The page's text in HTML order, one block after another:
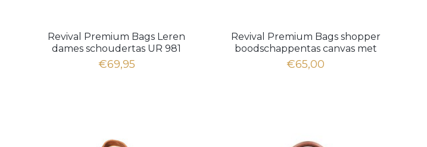
Revival Premium Bags Leren
dames schoudertas UR 981
Natural Brown
€69,95
Revival Premium Bags shopper
boodschappentas canvas met
leer
€65,00